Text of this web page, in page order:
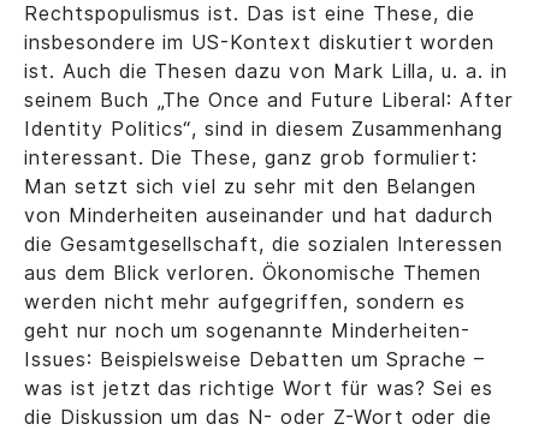
Rechtspopulismus ist. Das ist eine These, die
insbesondere im US-Kontext diskutiert worden
ist. Auch die Thesen dazu von Mark Lilla, u. a. in
seinem Buch „The Once and Future Liberal: After
Identity Politics“, sind in diesem Zusammenhang
interessant. Die These, ganz grob formuliert:
Man setzt sich viel zu sehr mit den Belangen
von Minderheiten auseinander und hat dadurch
die Gesamtgesellschaft, die sozialen Interessen
aus dem Blick verloren. Ökonomische Themen
werden nicht mehr aufgegriffen, sondern es
geht nur noch um sogenannte Minderheiten-
Issues: Beispielsweise Debatten um Sprache –
was ist jetzt das richtige Wort für was? Sei es
die Diskussion um das N- oder Z-Wort oder die